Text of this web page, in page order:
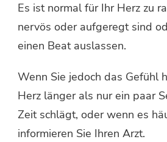
Es ist normal für Ihr Herz zu
nervös oder aufgeregt sind
einen Beat auslassen.
Wenn Sie jedoch das Gefühl
Herz länger als nur ein paar
Zeit schlägt, oder wenn es
informieren Sie Ihren Arzt.